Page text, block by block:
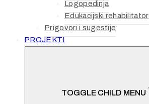
Logopedinja
Edukacijski rehabilitator
Prigovori i sugestije
PROJEKTI
TOGGLE CHILD MENU